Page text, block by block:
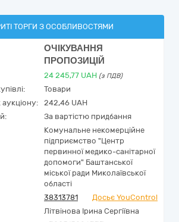
ТОРГИ З ОСОБЛИВОСТЯМИ
ОЧІКУВАННЯ
ПРОПОЗИЦІЙ
24 245,77 UAH (з ПДВ)
Товари
аукціону:
242,46 UAH
За вартістю придбання
Комунальне некомерційне
підприємство "Центр
первинної медико-санітарної
допомоги" Баштанської
міської ради Миколаївської
області
38313781
Досьє YouControl
Літвінова Ірина Сергіївна